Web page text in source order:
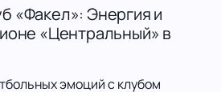
«Факел»: Энергия и
«Центральный» в
эмоций с клубом